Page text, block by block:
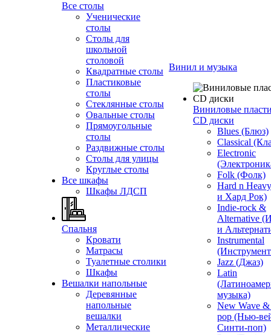
Все столы
Ученические
столы
Столы для
школьной
столовой
Квадратные столы
Пластиковые
столы
Стеклянные столы
Овальные столы
Прямоугольные
столы
Раздвижные столы
Столы для улицы
Круглые столы
Все шкафы
Шкафы ЛДСП
Спальня
Кровати
Матрасы
Туалетные столики
Шкафы
Вешалки напольные
Деревянные
напольные
вешалки
Металлические
Винил и музыка
Виниловые
CD диски
Blues (Блюз)
Classical
Electronic
Folk (Фолк)
Hard n
и Хард Рок)
Indie-rock &
Alternative
и
Instrumental
Jazz (Джаз)
Latin
музыка)
New Wave
pop (Нью-
Синти-поп)